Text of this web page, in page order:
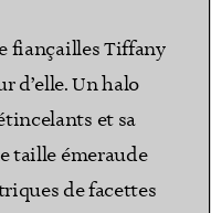
fiançailles Tiffany
d’elle. Un halo
et sa
taille émeraude
de facettes